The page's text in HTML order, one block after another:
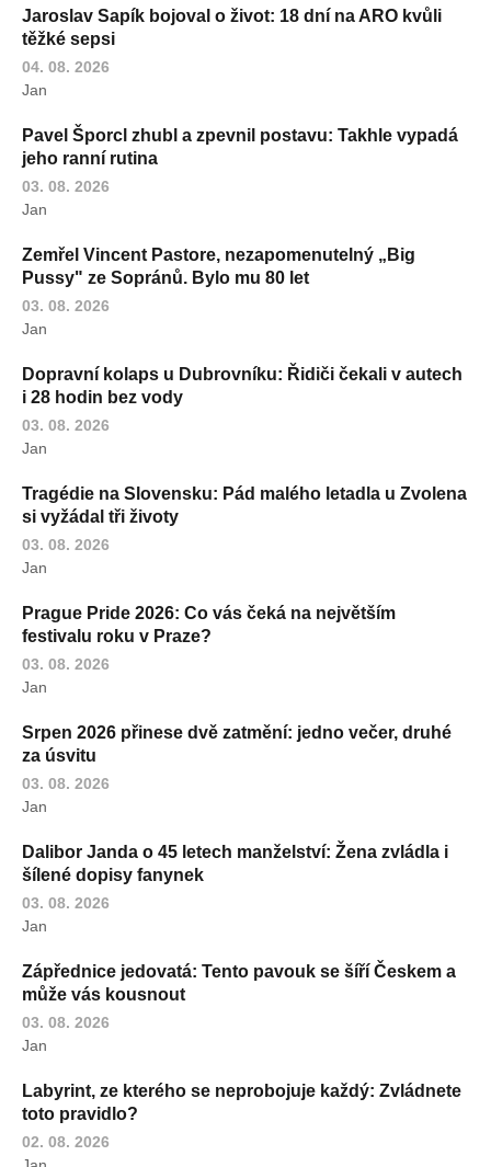
Jaroslav Sapík bojoval o život: 18 dní na ARO kvůli
těžké sepsi
04. 08. 2026
Jan
Pavel Šporcl zhubl a zpevnil postavu: Takhle vypadá
jeho ranní rutina
03. 08. 2026
Jan
Zemřel Vincent Pastore, nezapomenutelný „Big
Pussy" ze Sopránů. Bylo mu 80 let
03. 08. 2026
Jan
Dopravní kolaps u Dubrovníku: Řidiči čekali v autech
i 28 hodin bez vody
03. 08. 2026
Jan
Tragédie na Slovensku: Pád malého letadla u Zvolena
si vyžádal tři životy
03. 08. 2026
Jan
Prague Pride 2026: Co vás čeká na největším
festivalu roku v Praze?
03. 08. 2026
Jan
Srpen 2026 přinese dvě zatmění: jedno večer, druhé
za úsvitu
03. 08. 2026
Jan
Dalibor Janda o 45 letech manželství: Žena zvládla i
šílené dopisy fanynek
03. 08. 2026
Jan
Zápřednice jedovatá: Tento pavouk se šíří Českem a
může vás kousnout
03. 08. 2026
Jan
Labyrint, ze kterého se neprobojuje každý: Zvládnete
toto pravidlo?
02. 08. 2026